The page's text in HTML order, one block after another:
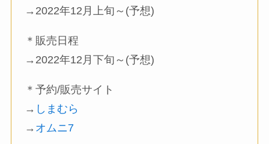
→2022年12月上旬～(予想)
＊販売日程
→2022年12月下旬～(予想)
＊予約/販売サイト
→ しまむら
→ オムニ7